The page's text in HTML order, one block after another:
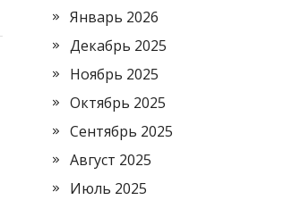
Январь 2026
Декабрь 2025
Ноябрь 2025
Октябрь 2025
Сентябрь 2025
Август 2025
Июль 2025